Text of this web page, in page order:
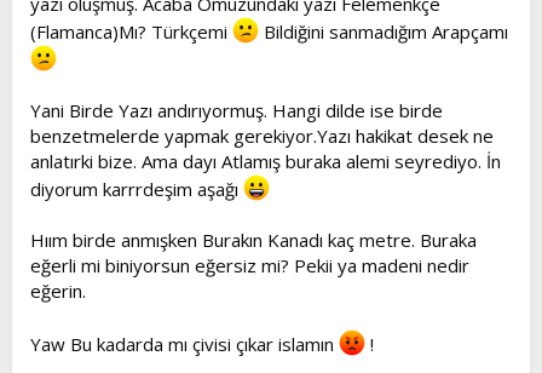
(Flamanca)Mı? Türkçemi
Bildiğini sanmadığım Arapçamı
Yani Birde Yazı andırıyormuş. Hangi dilde ise birde
benzetmelerde yapmak gerekiyor.Yazı hakikat desek ne
anlatırki bize. Ama dayı Atlamış buraka alemi seyrediyo. İn
diyorum karrrdeşim aşağı
Hıım birde anmışken Burakın Kanadı kaç metre. Buraka
eğerli mi biniyorsun eğersiz mi? Pekii ya madeni nedir
eğerin.
Yaw Bu kadarda mı çivisi çıkar islamın !